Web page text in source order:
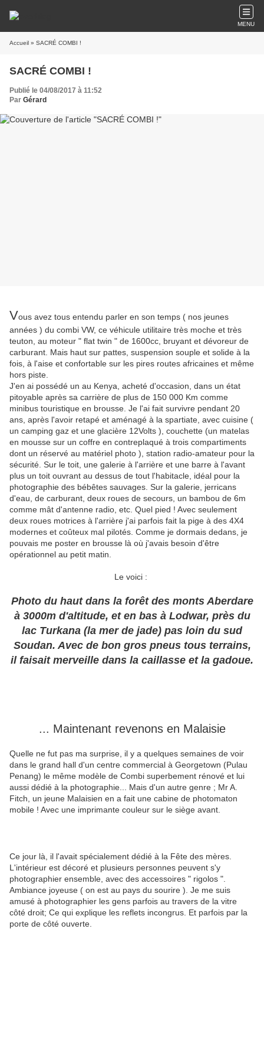
MENU
Accueil » SACRÉ COMBI !
SACRÉ COMBI !
Publié le 04/08/2017 à 11:52
Par Gérard
Vous avez tous entendu parler en son temps ( nos jeunes
années ) du combi VW, ce véhicule utilitaire très moche et très
teuton, au moteur " flat twin " de 1600cc, bruyant et dévoreur de
carburant. Mais haut sur pattes, suspension souple et solide à la
fois, à l'aise et confortable sur les pires routes africaines et même
hors piste.
J'en ai possédé un au Kenya, acheté d'occasion, dans un état
pitoyable après sa carrière de plus de 150 000 Km comme
minibus touristique en brousse. Je l'ai fait survivre pendant 20
ans, après l'avoir retapé et aménagé à la spartiate, avec cuisine (
un camping gaz et une glacière 12Volts ), couchette (un matelas
en mousse sur un coffre en contreplaqué à trois compartiments
dont un réservé au matériel photo ), station radio-amateur pour la
sécurité. Sur le toit, une galerie à l'arrière et une barre à l'avant
plus un toit ouvrant au dessus de tout l'habitacle, idéal pour la
photographie des bébêtes sauvages. Sur la galerie, jerricans
d'eau, de carburant, deux roues de secours, un bambou de 6m
comme mât d'antenne radio, etc. Quel pied ! Avec seulement
deux roues motrices à l'arrière j'ai parfois fait la pige à des 4X4
modernes et coûteux mal pilotés. Comme je dormais dedans, je
pouvais me poster en brousse là où j'avais besoin d'être
opérationnel au petit matin.
Le voici :
Photo du haut dans la forêt des monts Aberdare
à 3000m d'altitude, et en bas à Lodwar, près du
lac Turkana (la mer de jade) pas loin du sud
Soudan. Avec de bon gros pneus tous terrains,
il faisait merveille dans la caillasse et la gadoue.
... Maintenant revenons en Malaisie
Quelle ne fut pas ma surprise, il y a quelques semaines de voir
dans le grand hall d'un centre commercial à Georgetown (Pulau
Penang) le même modèle de Combi superbement rénové et lui
aussi dédié à la photographie... Mais d'un autre genre ; Mr A.
Fitch, un jeune Malaisien en a fait une cabine de photomaton
mobile ! Avec une imprimante couleur sur le siège avant.
Ce jour là, il l'avait spécialement dédié à la Fête des mères.
L'intérieur est décoré et plusieurs personnes peuvent s'y
photographier ensemble, avec des accessoires " rigolos ".
Ambiance joyeuse ( on est au pays du sourire ). Je me suis
amusé à photographier les gens parfois au travers de la vitre
côté droit; Ce qui explique les reflets incongrus. Et parfois par la
porte de côté ouverte.